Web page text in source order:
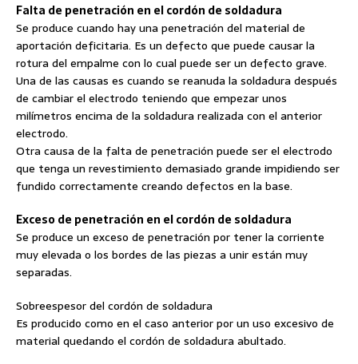
Falta de penetración en el cordón de soldadura
Se produce cuando hay una penetración del material de
aportación deficitaria. Es un defecto que puede causar la
rotura del empalme con lo cual puede ser un defecto grave.
Una de las causas es cuando se reanuda la soldadura después
de cambiar el electrodo teniendo que empezar unos
milímetros encima de la soldadura realizada con el anterior
electrodo.
Otra causa de la falta de penetración puede ser el electrodo
que tenga un revestimiento demasiado grande impidiendo ser
fundido correctamente creando defectos en la base.
Exceso de penetración en el cordón de soldadura
Se produce un exceso de penetración por tener la corriente
muy elevada o los bordes de las piezas a unir están muy
separadas.
Sobreespesor del cordón de soldadura
Es producido como en el caso anterior por un uso excesivo de
material quedando el cordón de soldadura abultado.